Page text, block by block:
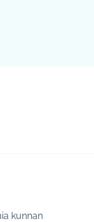
kunnan